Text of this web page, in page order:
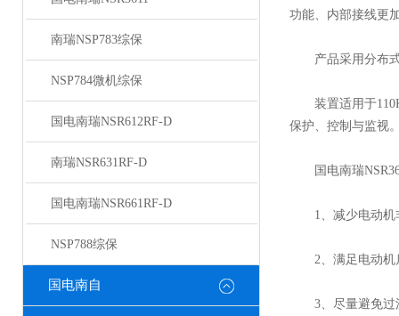
南瑞NSP783综保
NSP784微机综保
国电南瑞NSR612RF-D
南瑞NSR631RF-D
国电南瑞NSR661RF-D
NSP788综保
国电南自
功能、内部接线更
产品采用分布式
装置适用于
保护、控制与监视
国电南瑞
1、减少电动机非
2、满足电动机启
3、尽量避免过流